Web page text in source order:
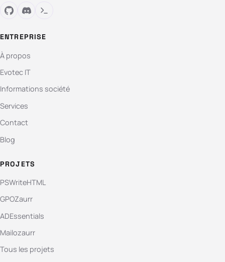
ENTREPRISE
À propos
Evotec IT
Informations société
Services
Contact
Blog
PROJETS
PSWriteHTML
GPOZaurr
ADEssentials
Mailozaurr
Tous les projets